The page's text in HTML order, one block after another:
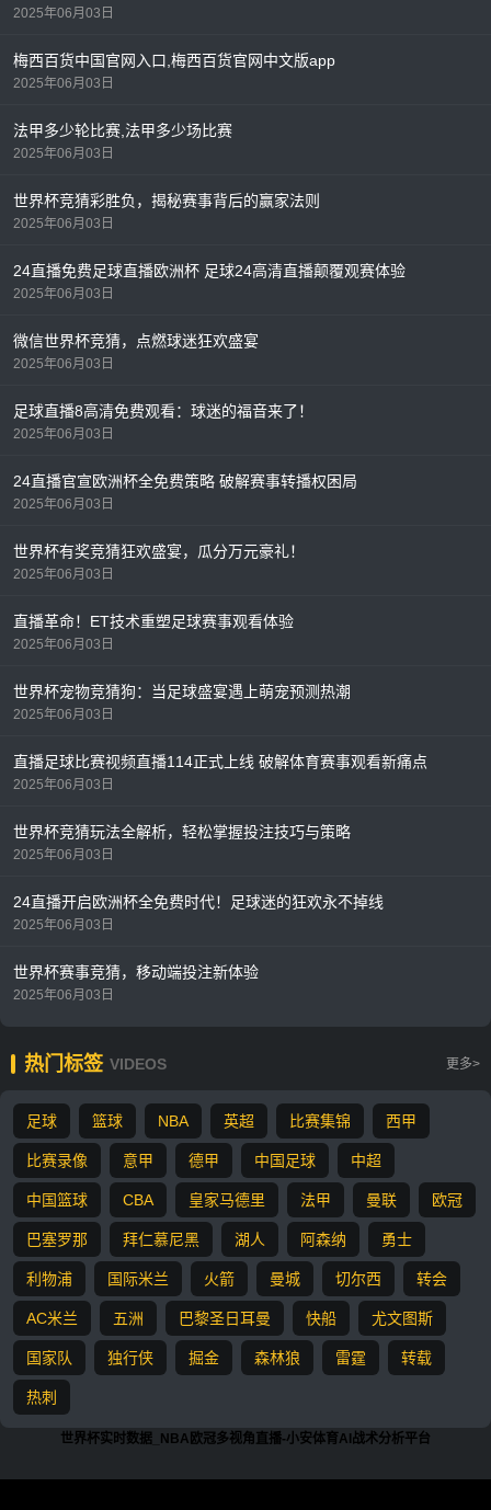
2025年06月03日
梅西百货中国官网入口,梅西百货官网中文版app
2025年06月03日
法甲多少轮比赛,法甲多少场比赛
2025年06月03日
世界杯竞猜彩胜负，揭秘赛事背后的赢家法则
2025年06月03日
24直播免费足球直播欧洲杯 足球24高清直播颠覆观赛体验
2025年06月03日
微信世界杯竞猜，点燃球迷狂欢盛宴
2025年06月03日
足球直播8高清免费观看：球迷的福音来了！
2025年06月03日
24直播官宣欧洲杯全免费策略 破解赛事转播权困局
2025年06月03日
世界杯有奖竞猜狂欢盛宴，瓜分万元豪礼！
2025年06月03日
直播革命！ET技术重塑足球赛事观看体验
2025年06月03日
世界杯宠物竞猜狗：当足球盛宴遇上萌宠预测热潮
2025年06月03日
直播足球比赛视频直播114正式上线 破解体育赛事观看新痛点
2025年06月03日
世界杯竞猜玩法全解析，轻松掌握投注技巧与策略
2025年06月03日
24直播开启欧洲杯全免费时代！足球迷的狂欢永不掉线
2025年06月03日
世界杯赛事竞猜，移动端投注新体验
2025年06月03日
热门标签 VIDEOS 更多>
足球 篮球 NBA 英超 比赛集锦 西甲
比赛录像 意甲 德甲 中国足球 中超
中国篮球 CBA 皇家马德里 法甲 曼联 欧冠
巴塞罗那 拜仁慕尼黑 湖人 阿森纳 勇士
利物浦 国际米兰 火箭 曼城 切尔西 转会
AC米兰 五洲 巴黎圣日耳曼 快船 尤文图斯
国家队 独行侠 掘金 森林狼 雷霆 转载
热刺
世界杯实时数据_NBA欧冠多视角直播-小安体育AI战术分析平台